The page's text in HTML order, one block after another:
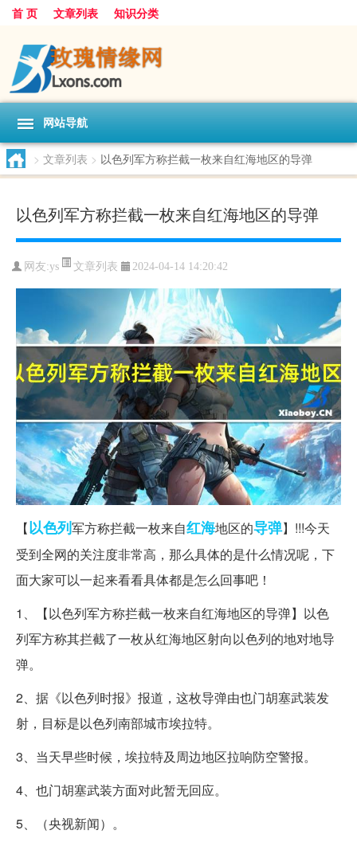
首 页 文章列表 知识分类
网站导航
> 文章列表 > 以色列军方称拦截一枚来自红海地区的导弹
以色列军方称拦截一枚来自红海地区的导弹
网友:ys 文章列表 2024-04-14 14:20:42
【以色列军方称拦截一枚来自红海地区的导弹】!!!今天
受到全网的关注度非常高，那么具体的是什么情况呢，下
面大家可以一起来看看具体都是怎么回事吧！
1、【以色列军方称拦截一枚来自红海地区的导弹】以色
列军方称其拦截了一枚从红海地区射向以色列的地对地导
弹。
2、据《以色列时报》报道，这枚导弹由也门胡塞武装发
射，目标是以色列南部城市埃拉特。
3、当天早些时候，埃拉特及周边地区拉响防空警报。
4、也门胡塞武装方面对此暂无回应。
5、（央视新闻）。